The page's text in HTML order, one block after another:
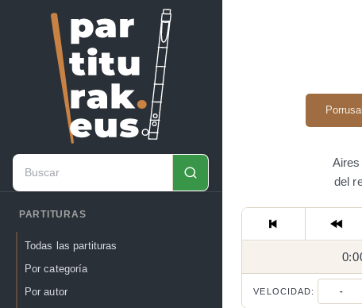
PARTITURAS
Todas las partituras
Por categoría
Por autor
del
VELOCIDAD: -